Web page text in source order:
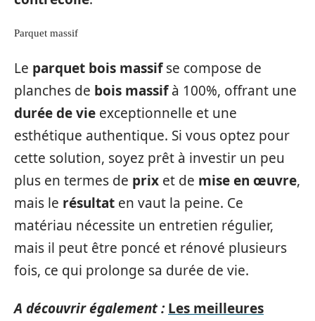
Parquet massif
Le parquet bois massifse compose de
planches de bois massifà 100%, offrant une
durée de vie exceptionnelle et une
esthétique authentique. Si vous optez pour
cette solution, soyez prêt à investir un peu
plus en termes de prix et de mise en œuvre,
mais le résultat en vaut la peine. Ce
matériau nécessite un entretien régulier,
mais il peut être poncé et rénové plusieurs
fois, ce qui prolonge sa durée de vie.
A découvrir également : Les meilleures